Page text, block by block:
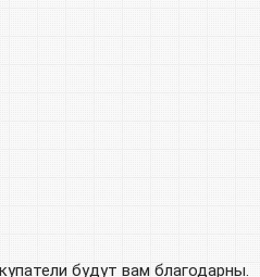
будут вам благодарны.